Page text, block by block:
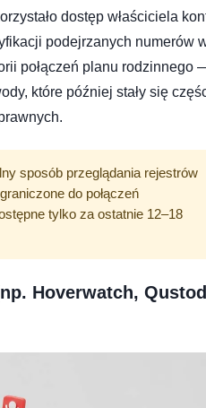
dostęp właściciela
podejrzanych numerów
połączeń planu rodzinnego
które później stały się
sposób przeglądania rejestrów
do połączeń
tylko za ostatnie 12–18
Hoverwatch,